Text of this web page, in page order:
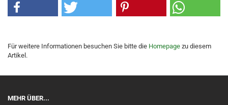
Für weitere Informationen besuchen Sie bitte die Homepage zu diesem
Artikel.
MEHR ÜBER...